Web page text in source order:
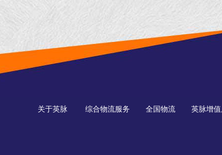
关于英脉 综合物流服务 全国物流 英脉增